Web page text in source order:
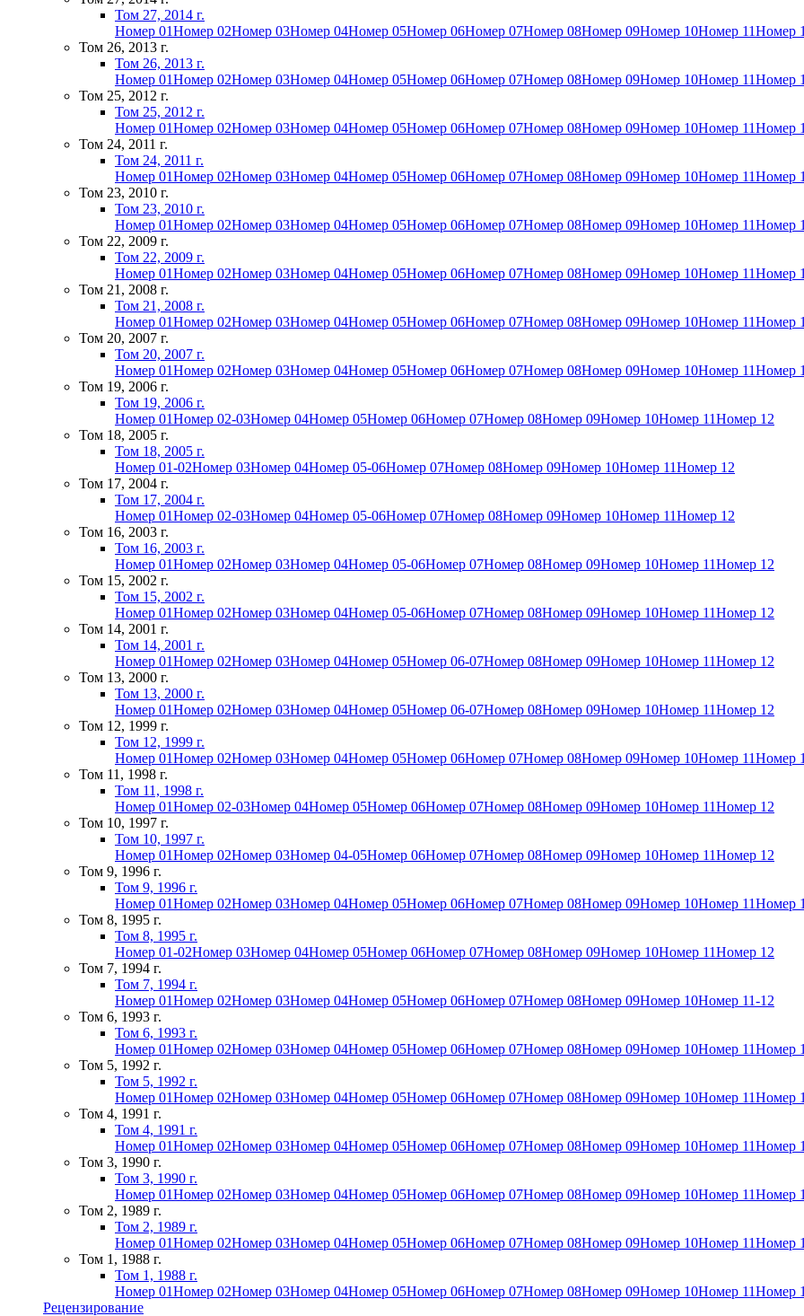
Том 27, 2014 г.
Номер 01Номер 02Номер 03Номер 04Номер 05Номер 06Номер 07Номер 08Номер 09Номер 10Номер 11Номер
Том 26, 2013 г.
Том 26, 2013 г.
Номер 01Номер 02Номер 03Номер 04Номер 05Номер 06Номер 07Номер 08Номер 09Номер 10Номер 11Номер
Том 25, 2012 г.
Том 25, 2012 г.
Номер 01Номер 02Номер 03Номер 04Номер 05Номер 06Номер 07Номер 08Номер 09Номер 10Номер 11Номер
Том 24, 2011 г.
Том 24, 2011 г.
Номер 01Номер 02Номер 03Номер 04Номер 05Номер 06Номер 07Номер 08Номер 09Номер 10Номер 11Номер
Том 23, 2010 г.
Том 23, 2010 г.
Номер 01Номер 02Номер 03Номер 04Номер 05Номер 06Номер 07Номер 08Номер 09Номер 10Номер 11Номер
Том 22, 2009 г.
Том 22, 2009 г.
Номер 01Номер 02Номер 03Номер 04Номер 05Номер 06Номер 07Номер 08Номер 09Номер 10Номер 11Номер
Том 21, 2008 г.
Том 21, 2008 г.
Номер 01Номер 02Номер 03Номер 04Номер 05Номер 06Номер 07Номер 08Номер 09Номер 10Номер 11Номер
Том 20, 2007 г.
Том 20, 2007 г.
Номер 01Номер 02Номер 03Номер 04Номер 05Номер 06Номер 07Номер 08Номер 09Номер 10Номер 11Номер
Том 19, 2006 г.
Том 19, 2006 г.
Номер 01Номер 02-03Номер 04Номер 05Номер 06Номер 07Номер 08Номер 09Номер 10Номер 11Номер 12
Том 18, 2005 г.
Том 18, 2005 г.
Номер 01-02Номер 03Номер 04Номер 05-06Номер 07Номер 08Номер 09Номер 10Номер 11Номер 12
Том 17, 2004 г.
Том 17, 2004 г.
Номер 01Номер 02-03Номер 04Номер 05-06Номер 07Номер 08Номер 09Номер 10Номер 11Номер 12
Том 16, 2003 г.
Том 16, 2003 г.
Номер 01Номер 02Номер 03Номер 04Номер 05-06Номер 07Номер 08Номер 09Номер 10Номер 11Номер 12
Том 15, 2002 г.
Том 15, 2002 г.
Номер 01Номер 02Номер 03Номер 04Номер 05-06Номер 07Номер 08Номер 09Номер 10Номер 11Номер 12
Том 14, 2001 г.
Том 14, 2001 г.
Номер 01Номер 02Номер 03Номер 04Номер 05Номер 06-07Номер 08Номер 09Номер 10Номер 11Номер 12
Том 13, 2000 г.
Том 13, 2000 г.
Номер 01Номер 02Номер 03Номер 04Номер 05Номер 06-07Номер 08Номер 09Номер 10Номер 11Номер 12
Том 12, 1999 г.
Том 12, 1999 г.
Номер 01Номер 02Номер 03Номер 04Номер 05Номер 06Номер 07Номер 08Номер 09Номер 10Номер 11Номер
Том 11, 1998 г.
Том 11, 1998 г.
Номер 01Номер 02-03Номер 04Номер 05Номер 06Номер 07Номер 08Номер 09Номер 10Номер 11Номер 12
Том 10, 1997 г.
Том 10, 1997 г.
Номер 01Номер 02Номер 03Номер 04-05Номер 06Номер 07Номер 08Номер 09Номер 10Номер 11Номер 12
Том 9, 1996 г.
Том 9, 1996 г.
Номер 01Номер 02Номер 03Номер 04Номер 05Номер 06Номер 07Номер 08Номер 09Номер 10Номер 11Номер
Том 8, 1995 г.
Том 8, 1995 г.
Номер 01-02Номер 03Номер 04Номер 05Номер 06Номер 07Номер 08Номер 09Номер 10Номер 11Номер 12
Том 7, 1994 г.
Том 7, 1994 г.
Номер 01Номер 02Номер 03Номер 04Номер 05Номер 06Номер 07Номер 08Номер 09Номер 10Номер 11-12
Том 6, 1993 г.
Том 6, 1993 г.
Номер 01Номер 02Номер 03Номер 04Номер 05Номер 06Номер 07Номер 08Номер 09Номер 10Номер 11Номер
Том 5, 1992 г.
Том 5, 1992 г.
Номер 01Номер 02Номер 03Номер 04Номер 05Номер 06Номер 07Номер 08Номер 09Номер 10Номер 11Номер
Том 4, 1991 г.
Том 4, 1991 г.
Номер 01Номер 02Номер 03Номер 04Номер 05Номер 06Номер 07Номер 08Номер 09Номер 10Номер 11Номер
Том 3, 1990 г.
Том 3, 1990 г.
Номер 01Номер 02Номер 03Номер 04Номер 05Номер 06Номер 07Номер 08Номер 09Номер 10Номер 11Номер
Том 2, 1989 г.
Том 2, 1989 г.
Номер 01Номер 02Номер 03Номер 04Номер 05Номер 06Номер 07Номер 08Номер 09Номер 10Номер 11Номер
Том 1, 1988 г.
Том 1, 1988 г.
Номер 01Номер 02Номер 03Номер 04Номер 05Номер 06Номер 07Номер 08Номер 09Номер 10Номер 11Номер
Рецензирование